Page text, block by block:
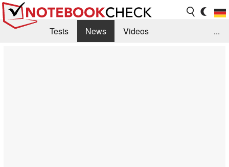
Tests News
Videos
...